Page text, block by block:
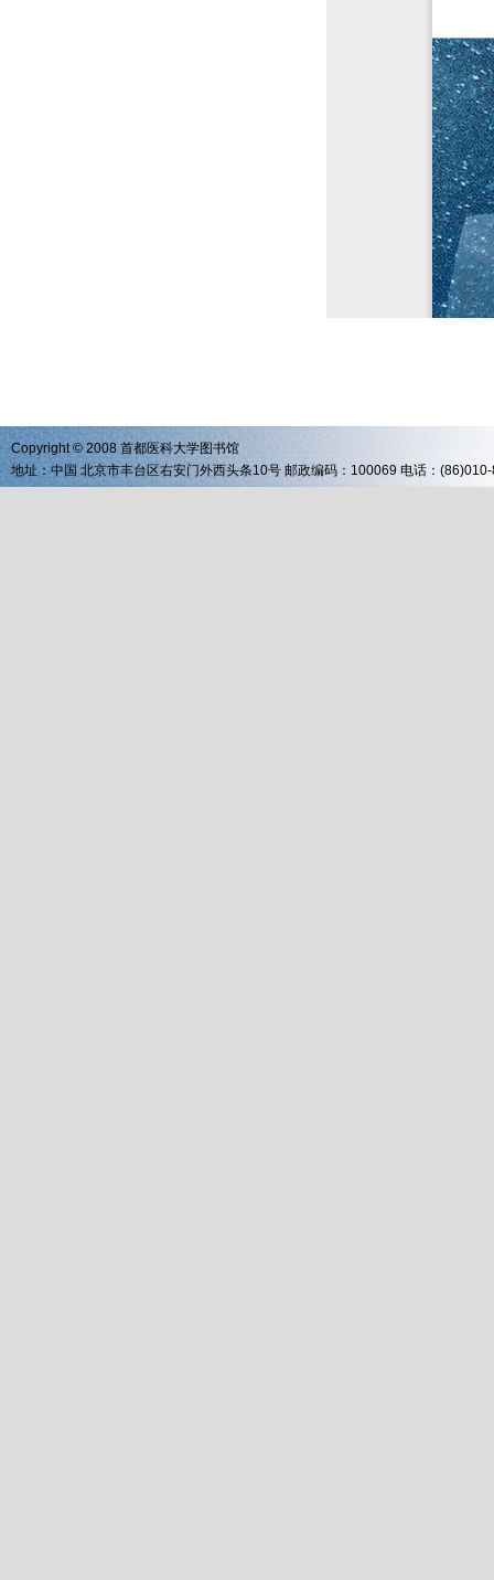
Copyright © 2008 首都医科大学图书馆
地址：中国 北京市丰台区右安门外西头条10号 邮政编码：100069 电话：